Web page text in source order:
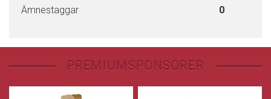
Ämnestaggar
0
PREMIUMSPONSORER